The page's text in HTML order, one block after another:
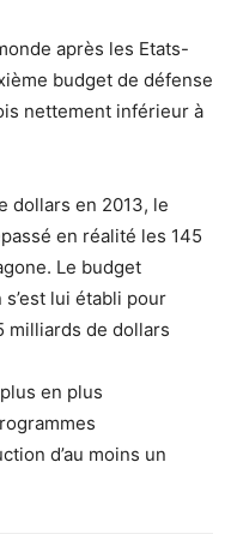
après les Etats-
budget de défense
nettement inférieur à
dollars en 2013, le
en réalité les 145
Le budget
lui établi pour
milliards de dollars
en plus
d’au moins un